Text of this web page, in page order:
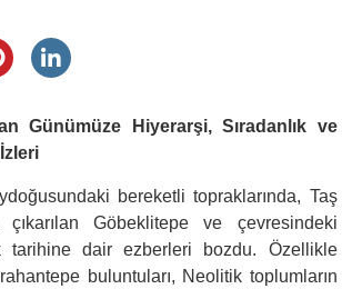
Günümüze Hiyerarşi, Sıradanlık ve
bereketli topraklarında, Taş
çıkarılan Göbeklitepe ve çevresindeki
tarihine dair ezberleri bozdu. Özellikle
buluntuları, Neolitik toplumların